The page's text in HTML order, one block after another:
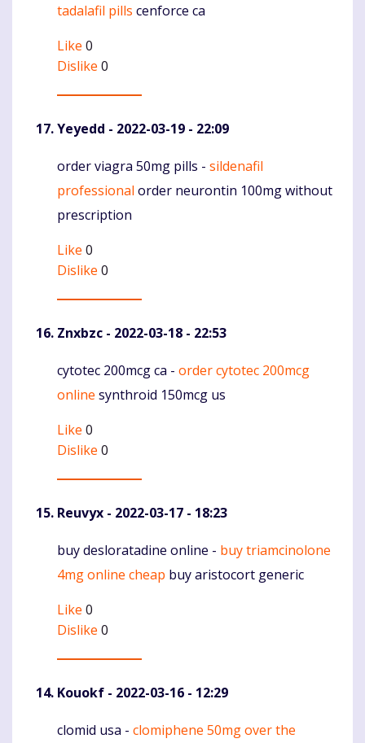
tadalafil pills cenforce ca
Like 0
Dislike 0
Yeyedd - 2022-03-19 - 22:09
Komentaras
order viagra 50mg pills - sildenafil
professional order neurontin 100mg without
prescription
Like 0
Dislike 0
Znxbzc - 2022-03-18 - 22:53
Komentaras
cytotec 200mcg ca - order cytotec 200mcg
online synthroid 150mcg us
Like 0
Dislike 0
Reuvyx - 2022-03-17 - 18:23
Komentaras
buy desloratadine online - buy triamcinolone
4mg online cheap buy aristocort generic
Like 0
Dislike 0
Kouokf - 2022-03-16 - 12:29
Komentaras
clomid usa - clomiphene 50mg over the